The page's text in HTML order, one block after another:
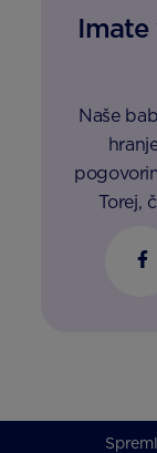
Imate
Naše
Torej,